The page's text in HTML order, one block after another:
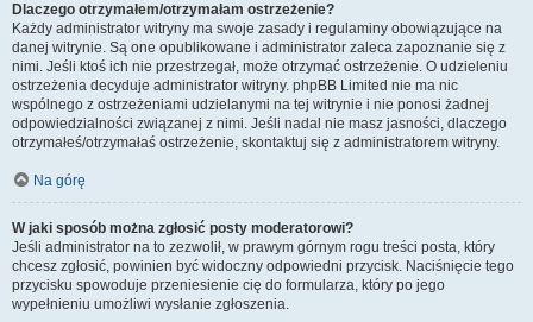
Dlaczego otrzymałem/otrzymałam ostrzeżenie?
Każdy administrator witryny ma swoje zasady i regulaminy obowiązujące na
danej witrynie. Są one opublikowane i administrator zaleca zapoznanie się z
nimi. Jeśli ktoś ich nie przestrzegał, może otrzymać ostrzeżenie. O udzieleniu
ostrzeżenia decyduje administrator witryny. phpBB Limited nie ma nic
wspólnego z ostrzeżeniami udzielanymi na tej witrynie i nie ponosi żadnej
odpowiedzialności związanej z nimi. Jeśli nadal nie masz jasności, dlaczego
otrzymałeś/otrzymałaś ostrzeżenie, skontaktuj się z administratorem witryny.
Na górę
W jaki sposób można zgłosić posty moderatorowi?
Jeśli administrator na to zezwolił, w prawym górnym rogu treści posta, który
chcesz zgłosić, powinien być widoczny odpowiedni przycisk. Naciśnięcie tego
przycisku spowoduje przeniesienie cię do formularza, który po jego
wypełnieniu umożliwi wysłanie zgłoszenia.